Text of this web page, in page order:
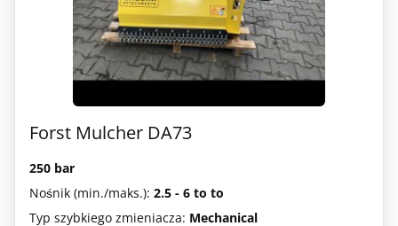
Forst Mulcher DA73
250 bar
Nośnik (min./maks.): 2.5 - 6 to to
Typ szybkiego zmieniacza: Mechanical